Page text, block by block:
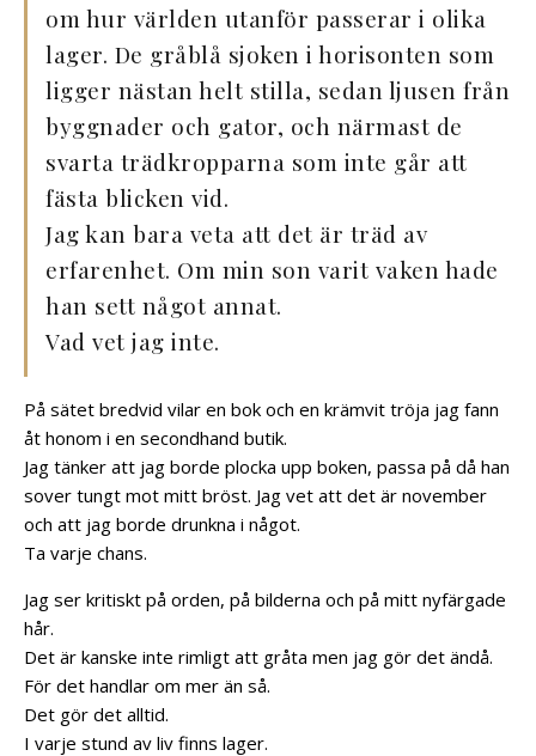
om hur världen utanför passerar i olika
lager. De gråblå sjoken i horisonten som
ligger nästan helt stilla, sedan ljusen från
byggnader och gator, och närmast de
svarta trädkropparna som inte går att
fästa blicken vid.
Jag kan bara veta att det är träd av
erfarenhet. Om min son varit vaken hade
han sett något annat.
Vad vet jag inte.
På sätet bredvid vilar en bok och en krämvit tröja jag fann
åt honom i en secondhand butik.
Jag tänker att jag borde plocka upp boken, passa på då han
sover tungt mot mitt bröst. Jag vet att det är november
och att jag borde drunkna i något.
Ta varje chans.
Jag ser kritiskt på orden, på bilderna och på mitt nyfärgade
hår.
Det är kanske inte rimligt att gråta men jag gör det ändå.
För det handlar om mer än så.
Det gör det alltid.
I varje stund av liv finns lager.